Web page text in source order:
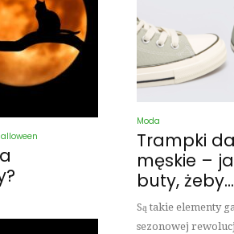
Moda
Trampki
męskie –
buty, żeby...
Są takie elementy
sezonowej